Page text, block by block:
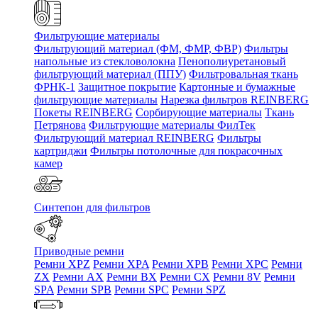
Фильтрующие материалы
Фильтрующий материал (ФМ, ФМР, ФВР) Фильтры
напольные из стекловолокна Пенополиуретановый
фильтрующий материал (ППУ) Фильтровальная ткань
ФРНК-1 Защитное покрытие Картонные и бумажные
фильтрующие материалы Нарезка фильтров REINBERG
Покеты REINBERG Сорбирующие материалы Ткань
Петрянова Фильтрующие материалы ФилТек
Фильтрующий материал REINBERG Фильтры
картриджи Фильтры потолочные для покрасочных
камер
Синтепон для фильтров
Приводные ремни
Ремни XPZ Ремни XPA Ремни XPB Ремни XPC Ремни
ZX Ремни AX Ремни BX Ремни CX Ремни 8V Ремни
SPA Ремни SPB Ремни SPC Ремни SPZ